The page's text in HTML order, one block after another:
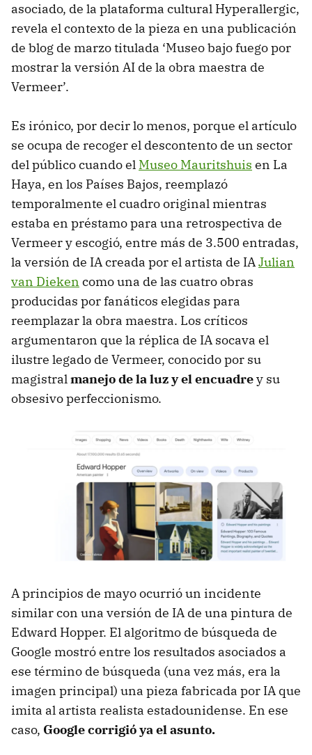
asociado, de la plataforma cultural Hyperallergic,
revela el contexto de la pieza en una publicación
de blog de marzo titulada ‘Museo bajo fuego por
mostrar la versión AI de la obra maestra de
Vermeer’.
Es irónico, por decir lo menos, porque el artículo
se ocupa de recoger el descontento de un sector
del público cuando el Museo Mauritshuis en La
Haya, en los Países Bajos, reemplazó
temporalmente el cuadro original mientras
estaba en préstamo para una retrospectiva de
Vermeer y escogió, entre más de 3.500 entradas,
la versión de IA creada por el artista de IAJulian
van Dieken como una de las cuatro obras
producidas por fanáticos elegidas para
reemplazar la obra maestra. Los críticos
argumentaron que la réplica de IA socava el
ilustre legado de Vermeer, conocido por su
magistralmanejo de la luz y el encuadrey su
obsesivo perfeccionismo.
A principios de mayo ocurrió un incidente
similar con una versión de IA de una pintura de
Edward Hopper. El algoritmo de búsqueda de
Google mostró entre los resultados asociados a
ese término de búsqueda (una vez más, era la
imagen principal) una pieza fabricada por IA que
imita al artista realista estadounidense. En ese
caso, Google corrigió ya el asunto.